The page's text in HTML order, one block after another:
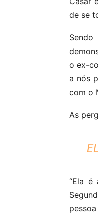
de se
o ex-
a nós
com o
As
“Ela é